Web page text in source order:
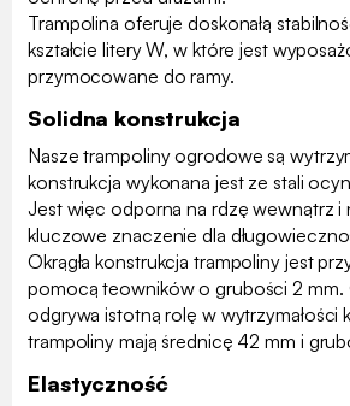
Trampolina oferuje doskonałą
kształcie litery W, w które jest
przymocowane do ramy.
Solidna konstrukcja
Nasze trampoliny ogrodowe są
konstrukcja wykonana jest ze stali
Jest więc odporna na rdzę wewnątrz i
kluczowe znaczenie dla
Okrągła konstrukcja trampoliny jest
pomocą teowników o grubości 2 mm.
odgrywa istotną rolę w wytrzymałości
trampoliny mają średnicę 42 mm i
Elastyczność